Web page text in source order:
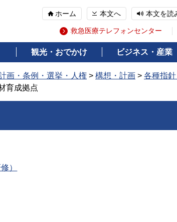
ホーム 本文へ 本文を読
救急医療テレフォンセンター
観光・おでかけ ビジネス・産業
画・条例・選挙・人権 > 構想・計画 > 各種指
育成拠点
）